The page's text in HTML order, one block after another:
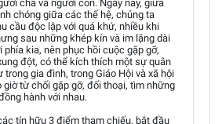
cha và người con. Ngày nay, giữa
chóng giữa các thế hệ, chúng ta
cầu độc lập với quá khứ, nhiều khi
sau những khép kín và im lặng dài
phía kia, nên phục hồi cuộc gặp gỡ,
đột, có thể kích thích một sự quân
trong gia đình, trong Giáo Hội và xã hội
giờ từ chối gặp gỡ, đối thoại, tìm những
hành với nhau.
tín hữu 3 điểm tham chiếu, bắt đầu